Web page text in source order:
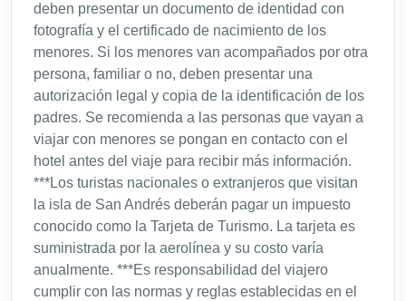
deben presentar un documento de identidad con
fotografía y el certificado de nacimiento de los
menores. Si los menores van acompañados por otra
persona, familiar o no, deben presentar una
autorización legal y copia de la identificación de los
padres. Se recomienda a las personas que vayan a
viajar con menores se pongan en contacto con el
hotel antes del viaje para recibir más información.
***Los turistas nacionales o extranjeros que visitan
la isla de San Andrés deberán pagar un impuesto
conocido como la Tarjeta de Turismo. La tarjeta es
suministrada por la aerolínea y su costo varía
anualmente. ***Es responsabilidad del viajero
cumplir con las normas y reglas establecidas en el